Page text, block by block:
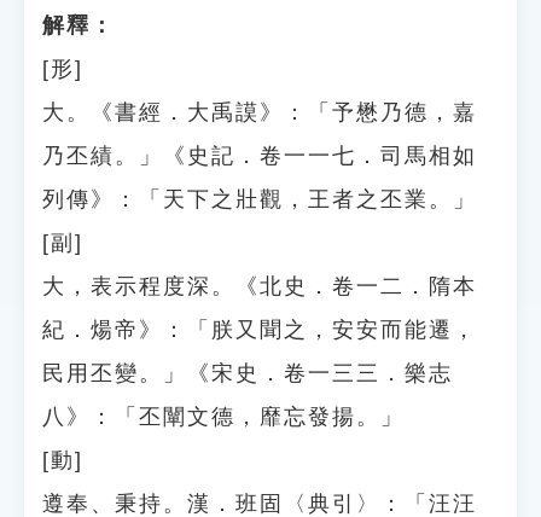
解釋：
[形]
大。《書經．大禹謨》：「予懋乃德，嘉
乃丕績。」《史記．卷一一七．司馬相如
列傳》：「天下之壯觀，王者之丕業。」
[副]
大，表示程度深。《北史．卷一二．隋本
紀．煬帝》：「朕又聞之，安安而能遷，
民用丕變。」《宋史．卷一三三．樂志
八》：「丕闡文德，靡忘發揚。」
[動]
遵奉、秉持。漢．班固〈典引〉：「汪汪